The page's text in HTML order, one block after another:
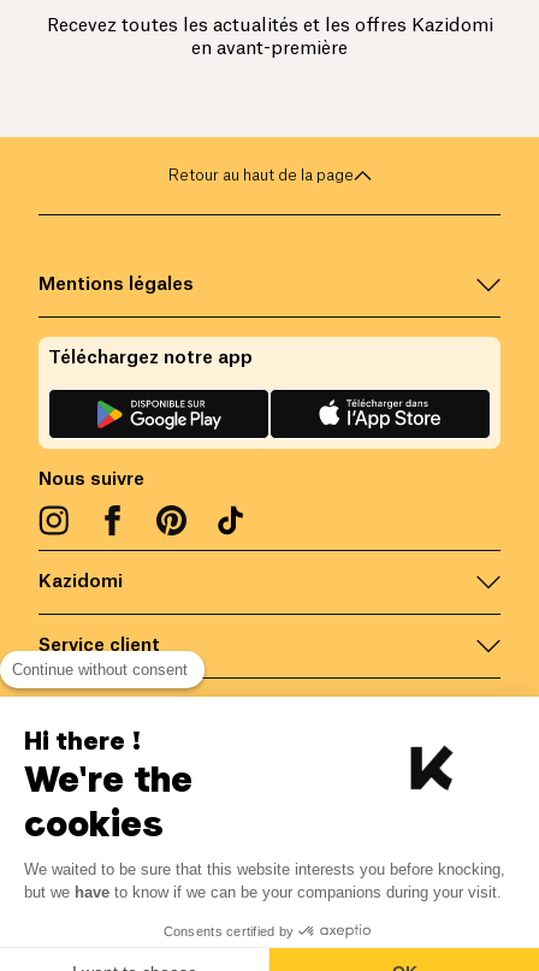
Recevez toutes les actualités et les offres Kazidomi
en avant-première
2.22€ 1.89 € -15% ?
Economisez 0.33 € avec K+
Ajouter au panier
Retour au haut de la page
Kazidomi
Service client
Mentions légales
Nous suivre
Téléchargez notre app
Belgique/FR
Tous droits réservés
Continue without consent
Hi there !
We're the
cookies
We waited to be sure that this website interests you before knocking,
but we have to know if we can be your companions during your visit.
Consents certified by